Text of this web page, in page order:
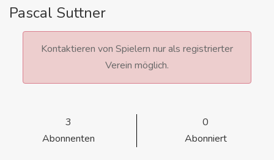
Pascal Suttner
Kontaktieren von Spielern nur als registrierter
Verein möglich.
3
Abonnenten
0
Abonniert